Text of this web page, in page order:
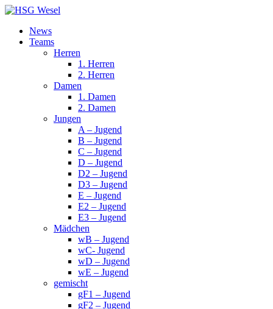
News
Teams
Herren
1. Herren
2. Herren
Damen
1. Damen
2. Damen
Jungen
A – Jugend
B – Jugend
C – Jugend
D – Jugend
D2 – Jugend
D3 – Jugend
E – Jugend
E2 – Jugend
E3 – Jugend
Mädchen
wB – Jugend
wC- Jugend
wD – Jugend
wE – Jugend
gemischt
gF1 – Jugend
gF2 – Jugend